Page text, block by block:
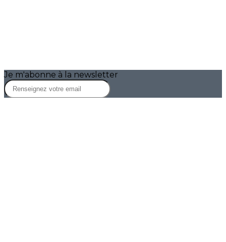
Je m'abonne à la newsletter